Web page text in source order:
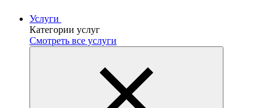
Услуги
Категории услуг
Смотреть все услуги